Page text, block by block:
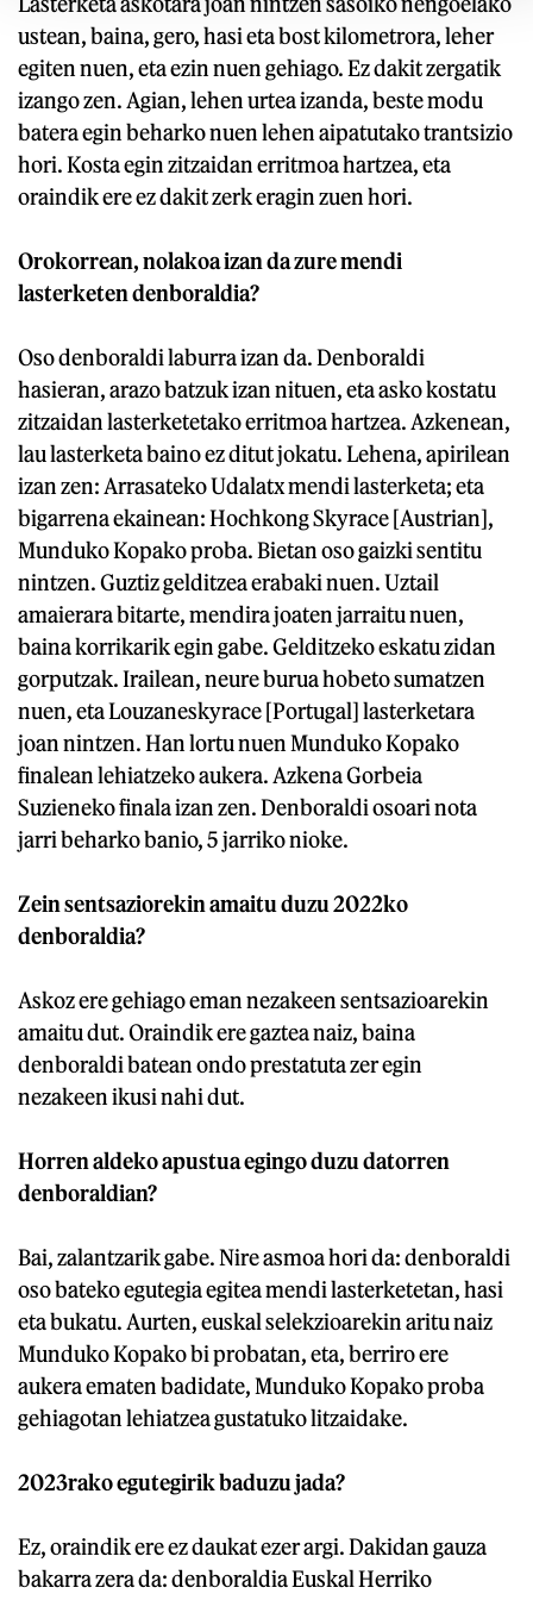
ustean, baina, gero, hasi eta bost kilometrora, leher
egiten nuen, eta ezin nuen gehiago. Ez dakit zergatik
izango zen. Agian, lehen urtea izanda, beste modu
batera egin beharko nuen lehen aipatutako trantsizio
hori. Kosta egin zitzaidan erritmoa hartzea, eta
oraindik ere ez dakit zerk eragin zuen hori.
Orokorrean, nolakoa izan da zure mendi
lasterketen denboraldia?
Oso denboraldi laburra izan da. Denboraldi
hasieran, arazo batzuk izan nituen, eta asko kostatu
zitzaidan lasterketetako erritmoa hartzea. Azkenean,
lau lasterketa baino ez ditut jokatu. Lehena, apirilean
izan zen: Arrasateko Udalatx mendi lasterketa; eta
bigarrena ekainean: Hochkong Skyrace [Austrian],
Munduko Kopako proba. Bietan oso gaizki sentitu
nintzen. Guztiz gelditzea erabaki nuen. Uztail
amaierara bitarte, mendira joaten jarraitu nuen,
baina korrikarik egin gabe. Gelditzeko eskatu zidan
gorputzak. Irailean, neure burua hobeto sumatzen
nuen, eta Louzaneskyrace [Portugal] lasterketara
joan nintzen. Han lortu nuen Munduko Kopako
finalean lehiatzeko aukera. Azkena Gorbeia
Suzieneko finala izan zen. Denboraldi osoari nota
jarri beharko banio, 5 jarriko nioke.
Zein sentsaziorekin amaitu duzu 2022ko
denboraldia?
Askoz ere gehiago eman nezakeen sentsazioarekin
amaitu dut. Oraindik ere gaztea naiz, baina
denboraldi batean ondo prestatuta zer egin
nezakeen ikusi nahi dut.
Horren aldeko apustua egingo duzu datorren
denboraldian?
Bai, zalantzarik gabe. Nire asmoa hori da: denboraldi
oso bateko egutegia egitea mendi lasterketetan, hasi
eta bukatu. Aurten, euskal selekzioarekin aritu naiz
Munduko Kopako bi probatan, eta, berriro ere
aukera ematen badidate, Munduko Kopako proba
gehiagotan lehiatzea gustatuko litzaidake.
2023rako egutegirik baduzu jada?
Ez, oraindik ere ez daukat ezer argi. Dakidan gauza
bakarra zera da: denboraldia Euskal Herriko